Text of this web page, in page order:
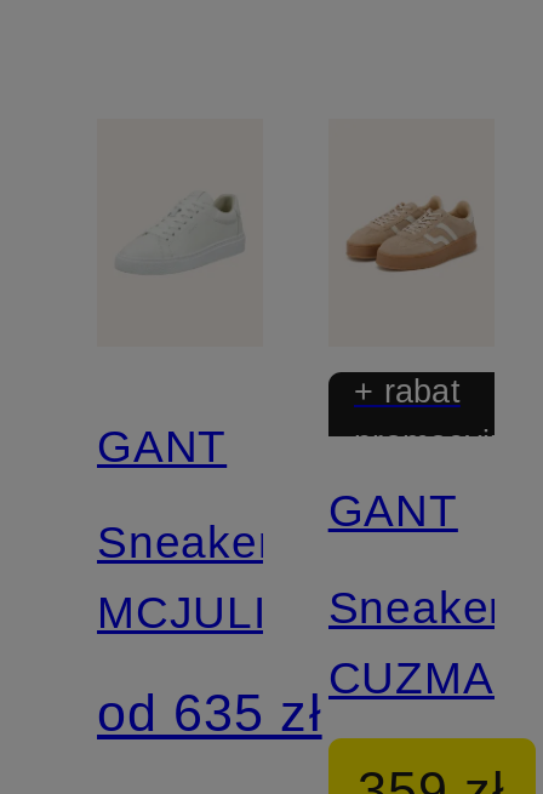
GANT
Sneakersy
MCJULIEN
od 635 zł
+ rabat
promocyjny
Z
GANT
CUZMANI